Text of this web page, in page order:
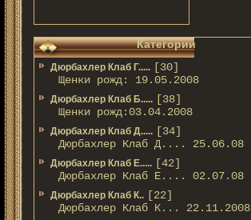
Категории
Дюрбахлер Клаб Г..... [30]
Щенки рожд: 19.05.2008
Дюрбахлер Клаб Б..... [38]
Щенки рожд:03.04.2008
Дюрбахлер Клаб Д..... [34]
Дюрбахлер Клаб Д.... 25.06.08
Дюрбахлер Клаб Е..... [42]
Дюрбахлер Клаб Е.... 02.07.08
Дюрбахлер Клаб К.. [22]
Дюрбахлер Клаб К... 22.11.2008